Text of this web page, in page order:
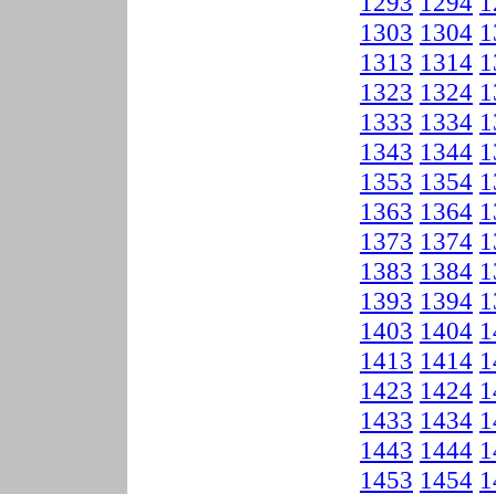
1303 1304
1313 1314
1323 1324
1333 1334
1343 1344
1353 1354
1363 1364
1373 1374
1383 1384
1393 1394
1403 1404
1413 1414
1423 1424
1433 1434
1443 1444
1453 1454